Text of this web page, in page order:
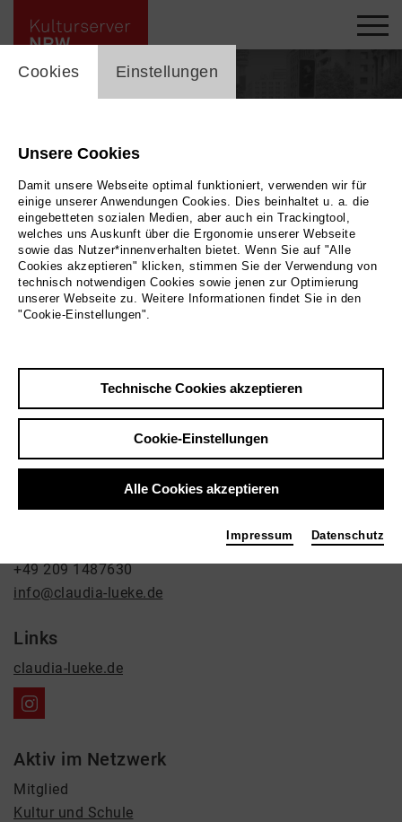
Claudia Lüke
Bildende Kunst
Kontakt
Luitpoldstraße 50
45881 Gelsenkirchen
+49 209 1487630
info@claudia-lueke.de
Links
claudia-lueke.de
Aktiv im Netzwerk
Mitglied
Kultur und Schule
cookie_layer
Cookies Einstellungen
Unsere Cookies
Damit unsere Webseite optimal funktioniert, verwenden wir für
einige unserer Anwendungen Cookies. Dies beinhaltet u. a. die
eingebetteten sozialen Medien, aber auch ein Trackingtool,
welches uns Auskunft über die Ergonomie unserer Webseite
sowie das Nutzer*innenverhalten bietet. Wenn Sie auf "Alle
Cookies akzeptieren" klicken, stimmen Sie der Verwendung von
technisch notwendigen Cookies sowie jenen zur Optimierung
unserer Webseite zu. Weitere Informationen findet Sie in den
"Cookie-Einstellungen".
Technische Cookies akzeptieren
Cookie-Einstellungen
Alle Cookies akzeptieren
Impressum Datenschutz